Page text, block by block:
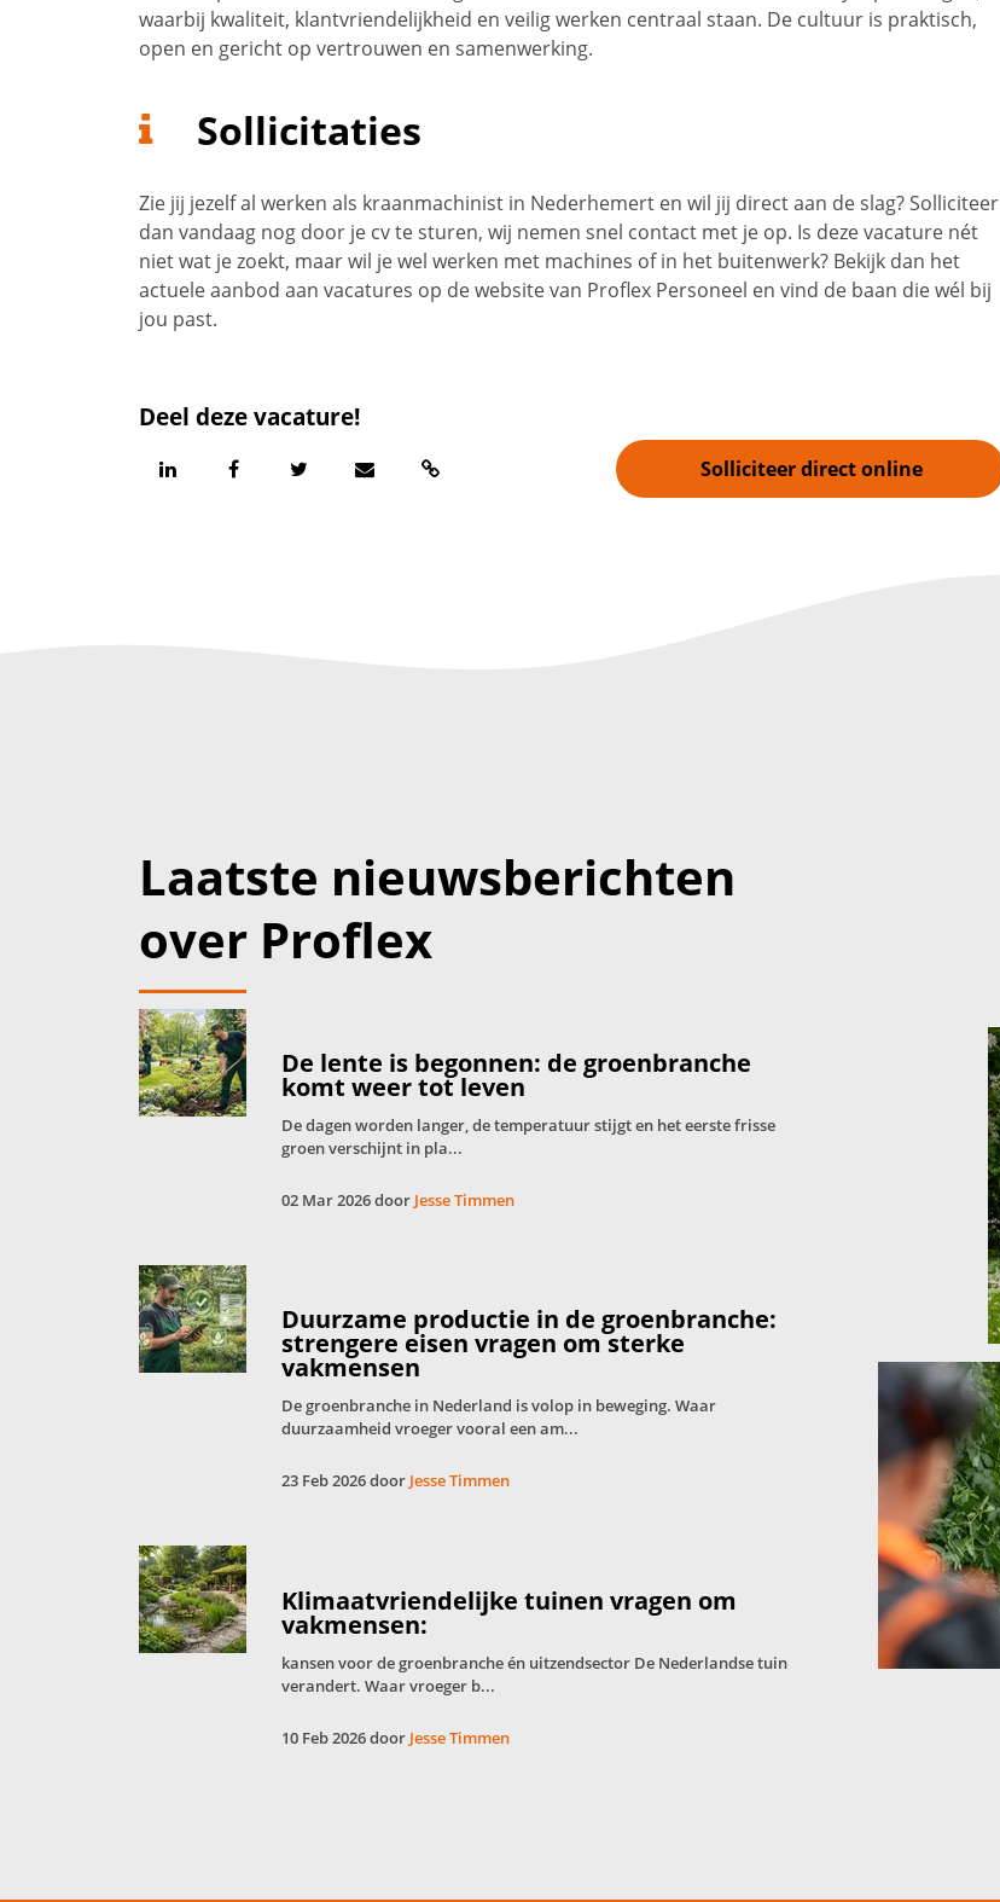
waarbij kwaliteit, klantvriendelijkheid en veilig werken centraal staan. De cultuur is praktisch,
open en gericht op vertrouwen en samenwerking.
Sollicitaties
Zie jij jezelf al werken als kraanmachinist in Nederhemert en wil jij direct aan de slag? Solliciteer
dan vandaag nog door je cv te sturen, wij nemen snel contact met je op. Is deze vacature nét
niet wat je zoekt, maar wil je wel werken met machines of in het buitenwerk? Bekijk dan het
actuele aanbod aan vacatures op de website van Proflex Personeel en vind de baan die wél bij
jou past.
Deel deze vacature!
Solliciteer direct online
Laatste nieuwsberichten
over Proflex
De lente is begonnen: de groenbranche
komt weer tot leven
De dagen worden langer, de temperatuur stijgt en het eerste frisse
groen verschijnt in pla...
02 Mar 2026 door Jesse Timmen
Duurzame productie in de groenbranche:
strengere eisen vragen om sterke
vakmensen
De groenbranche in Nederland is volop in beweging. Waar
duurzaamheid vroeger vooral een am...
23 Feb 2026 door Jesse Timmen
Klimaatvriendelijke tuinen vragen om
vakmensen:
kansen voor de groenbranche én uitzendsector De Nederlandse tuin
verandert. Waar vroeger b...
10 Feb 2026 door Jesse Timmen